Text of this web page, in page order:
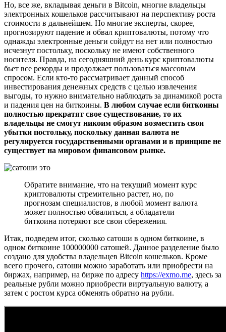
Но, все же, вкладывая деньги в Bitcoin, многие владельцы
электронных кошельков рассчитывают на перспективу роста
стоимости в дальнейшем. Но многие эксперты, скорее,
прогнозируют падение и обвал криптовалюты, потому что
однажды электронные деньги сойдут на нет или полностью
исчезнут постольку, поскольку не имеют собственного
носителя. Правда, на сегодняшний день курс криптовалюты
бьет все рекорды и продолжает пользоваться массовым
спросом. Если кто-то рассматривает данный способ
инвестирования денежных средств с целью извлечения
выгоды, то нужно внимательно наблюдать за динамикой роста
и падения цен на биткоины. В любом случае если биткоины
полностью прекратят свое существование, то их
владельцы не смогут никоим образом возместить свои
убытки постольку, поскольку данная валюта не
регулируется государственными органами и в принципе не
существует на мировом финансовом рынке.
Обратите внимание, что на текущий момент курс
криптовалюты стремительно растет, но, по
прогнозам специалистов, в любой момент валюта
может полностью обвалиться, а обладатели
биткоина потеряют все свои сбережения.
Итак, подведем итог, сколько сатоши в одном биткоине, в
одном биткоине 100000000 сатошей. Данное разделение было
создано для удобства владельцев Bitcoin кошельков. Кроме
всего прочего, сатоши можно заработать или приобрести на
биржах, например, на бирже по адресу https://exmo.me, здесь за
реальные рубли можно приобрести виртуальную валюту, а
затем с ростом курса обменять обратно на рубли.